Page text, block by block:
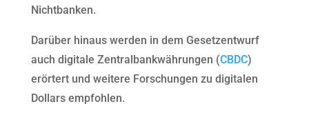
Nichtbanken.
Darüber hinaus werden in dem Gesetzentwurf
auch digitale Zentralbankwährungen (CBDC)
erörtert und weitere Forschungen zu digitalen
Dollars empfohlen.